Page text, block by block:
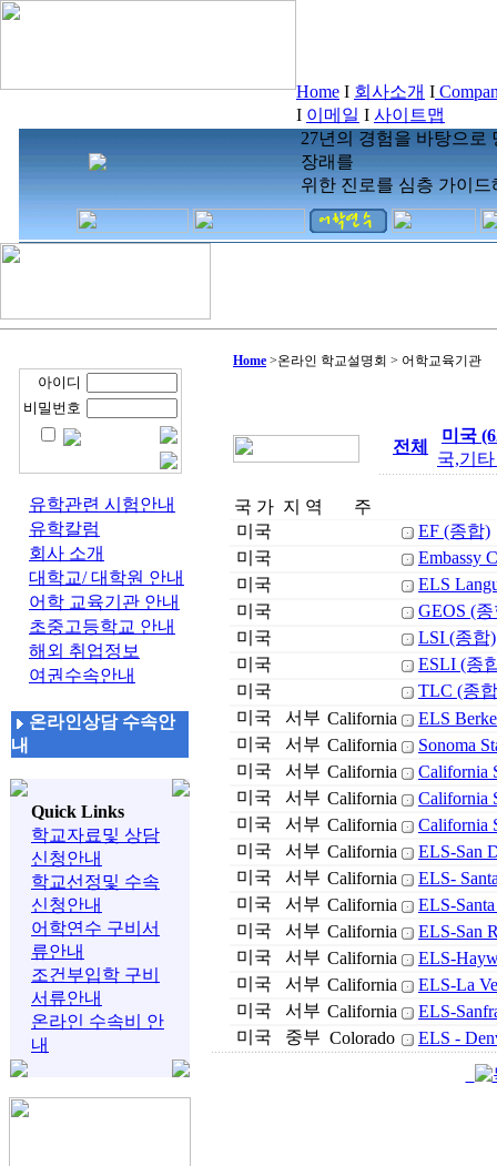
Home I 회사소개 I
I 이메일 I 사이트맵
27년의 경험을 바탕으로
장래를
위한 진로를 심층 가이드
아이디
비밀번호
유학관련 시험안내
유학칼럼
회사 소개
대학교/ 대학원 안내
어학 교육기관 안내
초중고등학교 안내
해외 취업정보
여권수속안내
온라인상담 수속안
내
Quick Links
학교자료및 상담
신청안내
학교선정및 수속
신청안내
어학연수 구비서
류안내
조건부입학 구비
서류안내
온라인 수속비 안
내
Home >온라인 학교설명회 > 어학교육기관
전체
미국
국,기
국 가 지 역
주
미국
EF (종합)
미국
Embassy
미국
ELS
미국
GEOS (
미국
LSI (종합)
미국
ESLI (종
미국
TLC (종
미국
서부 California
ELS
미국
서부 California
Sonoma
미국
서부 California
California
미국
서부 California
California
미국
서부 California
California
미국
서부 California
ELS-San
미국
서부 California
ELS-
미국
서부 California
ELS-
미국
서부 California
ELS-San
미국
서부 California
ELS-
미국
서부 California
ELS-La
미국
서부 California
ELS-
미국
중부 Colorado ELS -